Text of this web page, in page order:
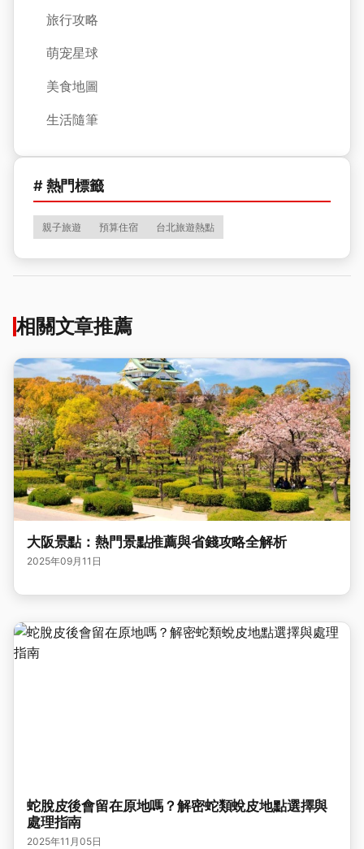
旅行攻略
萌宠星球
美食地圖
生活隨筆
# 熱門標籤
親子旅遊 預算住宿 台北旅遊熱點
相關文章推薦
大阪景點：熱門景點推薦與省錢攻略全解析
2025年09月11日
蛇脫皮後會留在原地嗎？解密蛇類蛻皮地點選擇與
處理指南
2025年11月05日